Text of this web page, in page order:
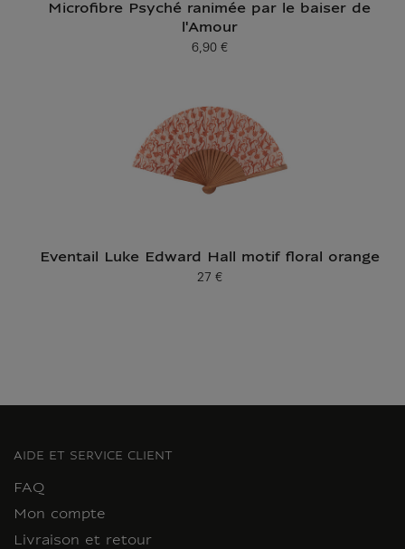
Microfibre Psyché ranimée par le baiser de
l'Amour
Prix ​​actuel
6,90 €
Eventail Luke Edward Hall motif floral orange
Prix ​​actuel
27 €
AIDE ET SERVICE CLIENT
FAQ
Mon compte
Livraison et retour